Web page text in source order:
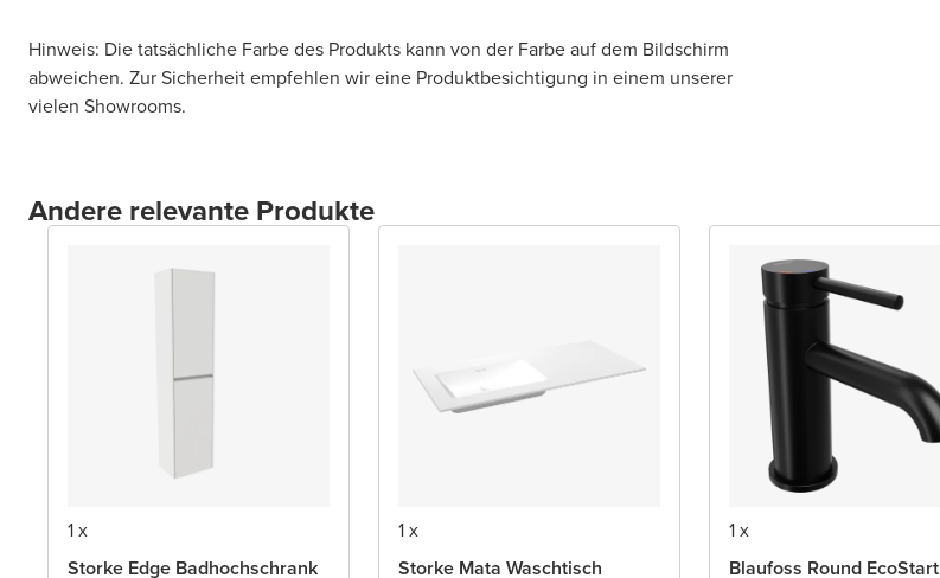
Hinweis: Die tatsächliche Farbe des Produkts kann von der Farbe auf dem Bildschirm
abweichen. Zur Sicherheit empfehlen wir eine Produktbesichtigung in einem unserer
vielen Showrooms.
Andere relevante Produkte
1 x
Storke Edge Badhochschrank
1 x
Storke Mata Waschtisch
1 x
Blaufoss Round EcoStart